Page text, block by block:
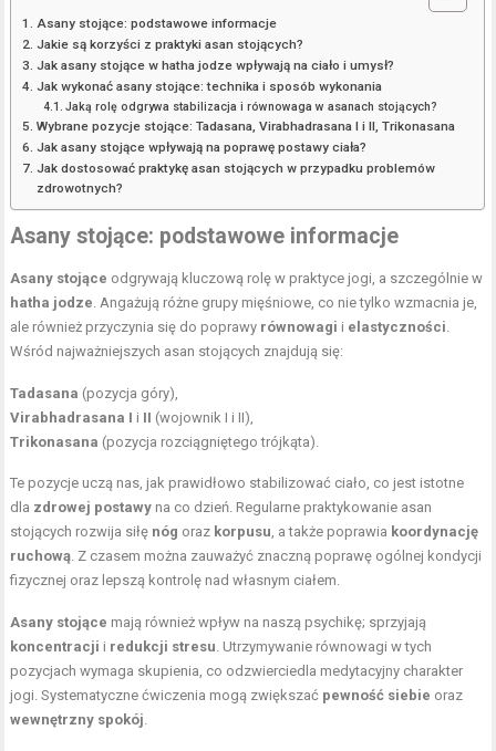
Asany stojące: podstawowe informacje
Jakie są korzyści z praktyki asan stojących?
Jak asany stojące w hatha jodze wpływają na ciało i umysł?
Jak wykonać asany stojące: technika i sposób wykonania
Jaką rolę odgrywa stabilizacja i równowaga w asanach stojących?
Wybrane pozycje stojące: Tadasana, Virabhadrasana I i II, Trikonasana
Jak asany stojące wpływają na poprawę postawy ciała?
Jak dostosować praktykę asan stojących w przypadku problemów
zdrowotnych?
Asany stojące: podstawowe informacje
Asany stojące odgrywają kluczową rolę w praktyce jogi, a szczególnie w
hatha jodze . Angażują różne grupy mięśniowe, co nie tylko wzmacnia je,
ale również przyczynia się do poprawy równowagi i elastyczności
Wśród najważniejszych asan stojących znajdują się:
Tadasana (pozycja góry),
Virabhadrasana I i II (wojownik I i II),
Trikonasana (pozycja rozciągniętego trójkąta).
Te pozycje uczą nas, jak prawidłowo stabilizować ciało, co jest istotne
dla zdrowej postawy na co dzień. Regularne praktykowanie asan
stojących rozwija siłę nóg oraz korpusu , a także poprawia koordynację
ruchową . Z czasem można zauważyć znaczną poprawę ogólnej kondycji
fizycznej oraz lepszą kontrolę nad własnym ciałem.
Asany stojące mają również wpływ na naszą psychikę; sprzyjają
koncentracji i redukcji stresu . Utrzymywanie równowagi w tych
pozycjach wymaga skupienia, co odzwierciedla medytacyjny charakter
jogi.Systematyczne ćwiczenia mogą zwiększać pewność siebie oraz
wewnętrzny spokój